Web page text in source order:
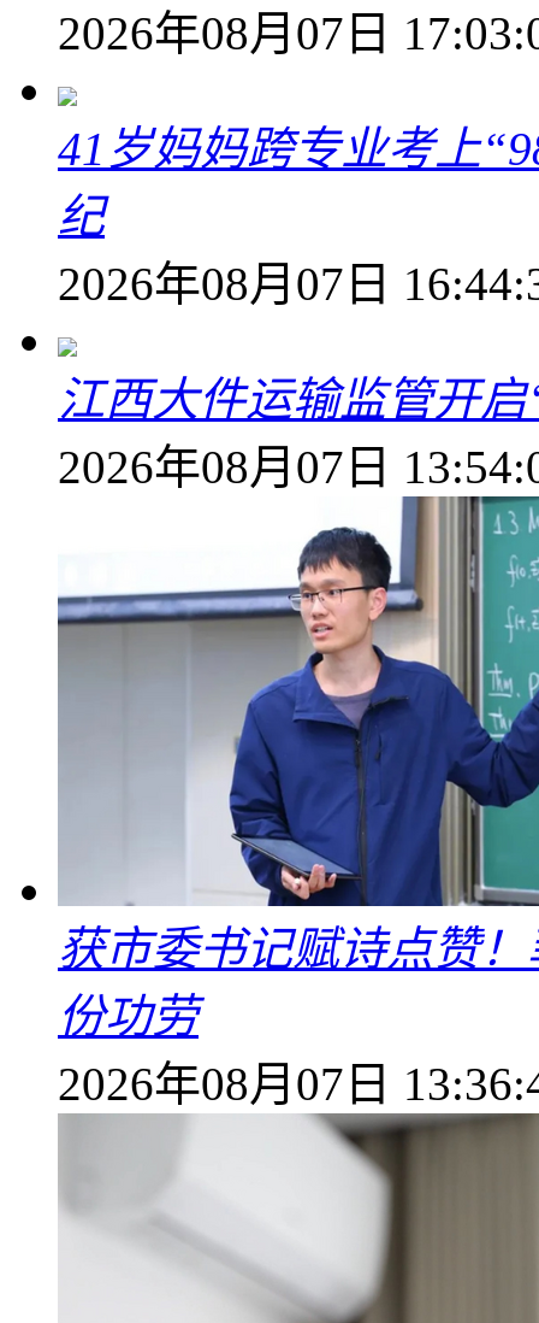
2026年08月07日
41岁妈妈跨专业考上
纪
2026年08月07日
江西大件运输监管开
2026年08月07日
获市委书记赋诗点赞
份功劳
2026年08月07日